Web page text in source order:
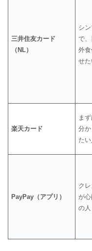
三井住友カード
（NL）
シ
で
外
せた
楽天カード
ま
分
たい
PayPay（アプリ）
ク
が心
の人